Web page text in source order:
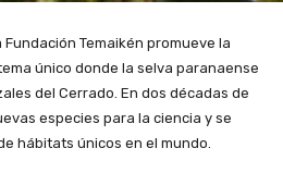
Temaikén promueve la
único donde la selva paranaense
del Cerrado. En dos décadas de
especies para la ciencia y se
hábitats únicos en el mundo.